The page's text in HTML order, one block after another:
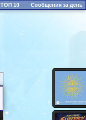
ТОП 10 Сообщения за день